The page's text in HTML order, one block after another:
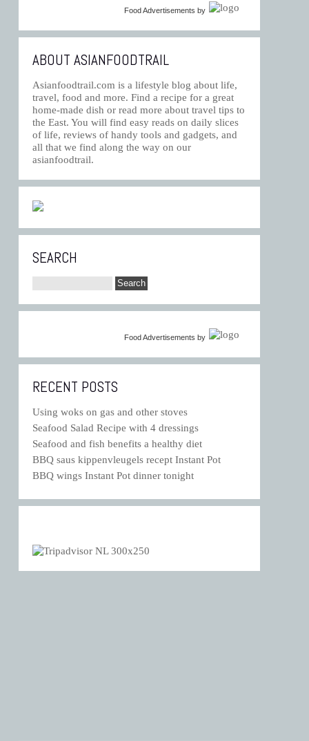
Food Advertisements by
ABOUT ASIANFOODTRAIL
Asianfoodtrail.com is a lifestyle blog about life,
travel, food and more. Find a recipe for a great
home-made dish or read more about travel tips to
the East. You will find easy reads on daily slices
of life, reviews of handy tools and gadgets, and
all that we find along the way on our
asianfoodtrail.
SEARCH
Food Advertisements by
RECENT POSTS
Using woks on gas and other stoves
Seafood Salad Recipe with 4 dressings
Seafood and fish benefits a healthy diet
BBQ saus kippenvleugels recept Instant Pot
BBQ wings Instant Pot dinner tonight